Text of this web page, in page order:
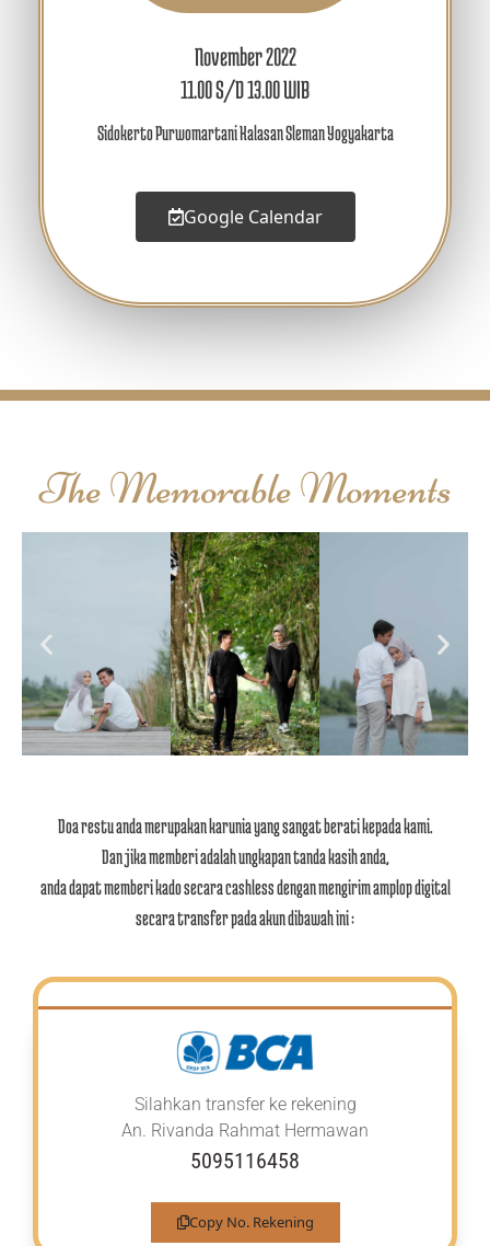
November 2022
11.00 S/D 13.00 WIB
Sidokerto Purwomartani Kalasan Sleman Yogyakarta
Google Calendar
The Memorable Moments
Doa restu anda merupakan karunia yang sangat berati kepada kami.
Dan jika memberi adalah ungkapan tanda kasih anda,
anda dapat memberi kado secara cashless dengan mengirim amplop digital
secara transfer pada akun dibawah ini :
Silahkan transfer ke rekening
An. Rivanda Rahmat Hermawan
5095116458
Copy No. Rekening